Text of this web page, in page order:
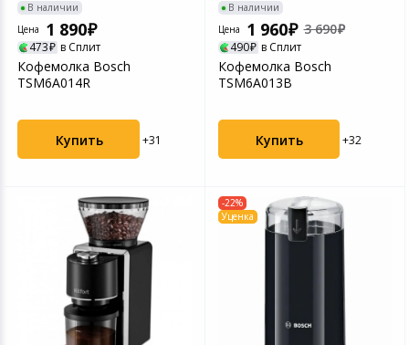
В наличии
Цена
1 890
473 в Сплит
Кофемолка Bosch
TSM6A014R
Купить +31
В наличии
Цена
1 960 3 690
490 в Сплит
Кофемолка Bosch
TSM6A013B
Купить +32
-22%
Уценка